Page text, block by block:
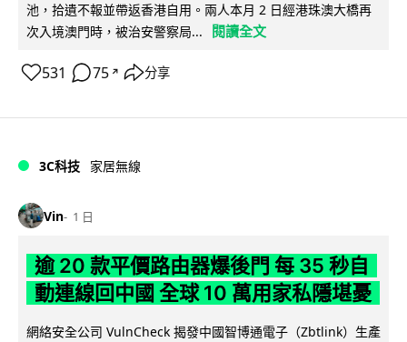
池，拾遺不報並帶返香港自用。兩人本月 2 日經港珠澳大橋再
次入境澳門時，被治安警察局...
閱讀全文
531 75 ↗ 分享
3C科技 家居無線
Vin 1 日
逾 20 款平價路由器爆後門 每 35 秒自
動連線回中國 全球 10 萬用家私隱堪憂
網絡安全公司 VulnCheck 揭發中國智博通電子（Zbtlink）生產